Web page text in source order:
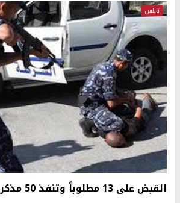
نابلس
القبض على 13 مطلوباً وتنفذ 50 مذكرة قضائية بنابلس